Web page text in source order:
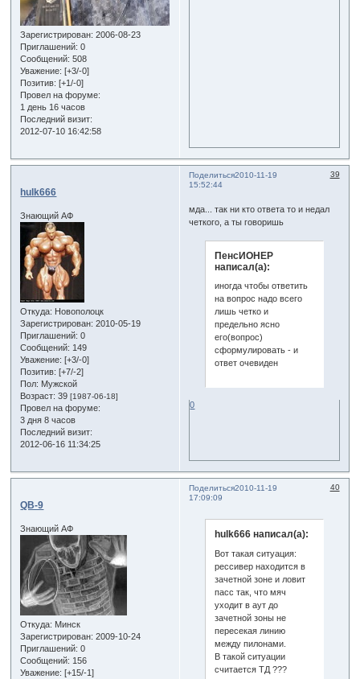
Зарегистрирован: 2006-08-23
Приглашений: 0
Сообщений: 508
Уважение: [+3/-0]
Позитив: [+1/-0]
Провел на форуме:
1 день 16 часов
Последний визит:
2012-07-10 16:42:58
Поделиться 39
2010-11-19
15:52:44
hulk666
Знающий АФ
Откуда: Новополоцк
Зарегистрирован: 2010-05-19
Приглашений: 0
Сообщений: 149
Уважение: [+3/-0]
Позитив: [+7/-2]
Пол: Мужской
Возраст: 39[1987-06-18]
Провел на форуме:
3 дня 8 часов
Последний визит:
2012-06-16 11:34:25
мда... так ни кто ответа то и недал
четкого, а ты говоришь
ПенсИОНЕР
написал(а):
иногда чтобы ответить
на вопрос надо всего
лишь четко и
предельно ясно
его(вопрос)
сформулировать - и
ответ очевиден
0
Поделиться 40
2010-11-19
17:09:09
QB-9
Знающий АФ
Откуда: Минск
Зарегистрирован: 2009-10-24
Приглашений: 0
Сообщений: 156
Уважение: [+15/-1]
hulk666 написал(а):
Вот такая ситуация:
рессивер находится в
зачетной зоне и ловит
пасс так, что мяч
уходит в аут до
зачетной зоны не
пересекая линию
между пилонами.
В такой ситуации
считается ТД ???